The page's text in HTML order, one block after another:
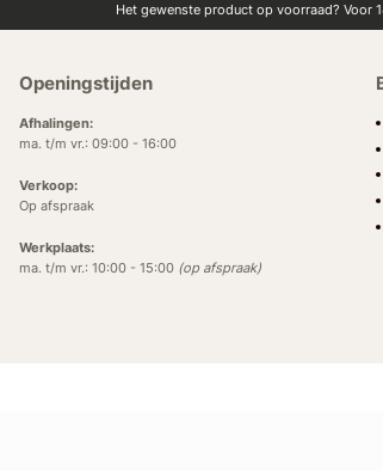
Het gewenste product op voorraad? Voor
Openingstijden
Afhalingen:
ma. t/m vr.: 09:00 - 16:00
Verkoop:
Op afspraak
Werkplaats:
ma. t/m vr.: 10:00 - 15:00 (op afspraak)